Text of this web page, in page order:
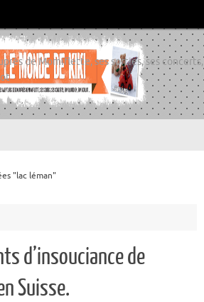
de Momiflette, ses sorties, ses concerts,
"lac léman"
d’insouciance de
Suisse.